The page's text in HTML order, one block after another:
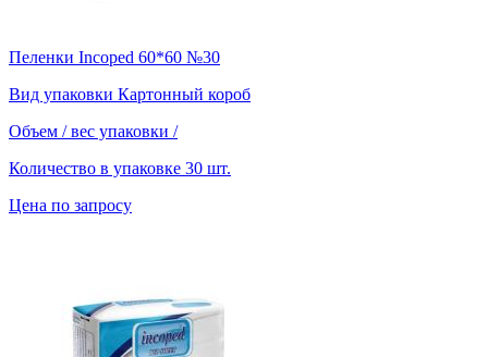
Пеленки Incoped 60*60 №30
Вид упаковки Картонный короб
Объем / вес упаковки /
Количество в упаковке 30 шт.
Цена по запросу